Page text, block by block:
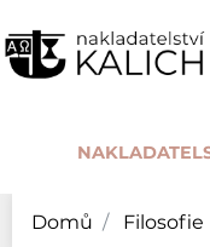
Domů Filosofie